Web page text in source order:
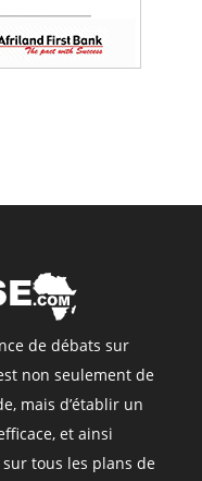
de débats sur
non seulement de
mais d’établir un
et ainsi
tous les plans de